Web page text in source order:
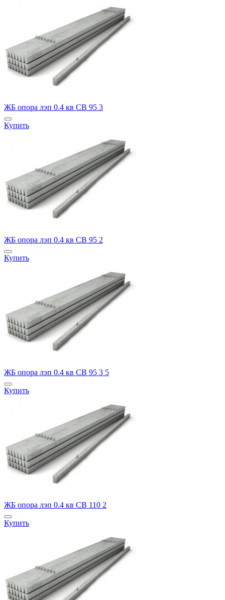
ЖБ опора лэп 0.4 кв СВ 95 3
Купить
ЖБ опора лэп 0.4 кв СВ 95 2
Купить
ЖБ опора лэп 0.4 кв СВ 95 3 5
Купить
ЖБ опора лэп 0.4 кв СВ 110 2
Купить